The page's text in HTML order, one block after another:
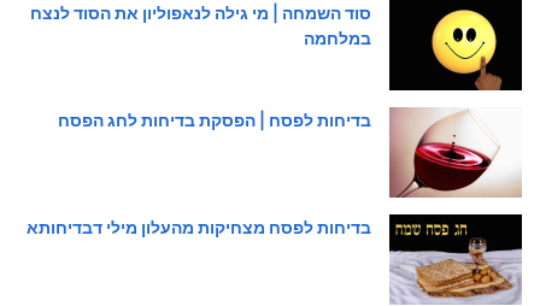
סוד השמחה | מי גילה לנאפוליון את הסוד לנצח
במלחמה
בדיחות לפסח | הפסקת בדיחות לחג הפסח
בדיחות לפסח מצחיקות מהעלון מילי דבדיחותא